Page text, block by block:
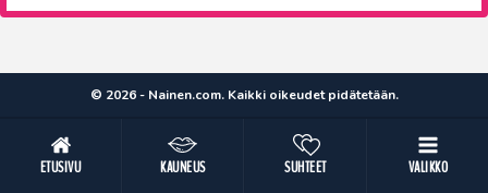
ETUSIVU KAUNEUS SUHTEET VALIKKO
© 2026 - Nainen.com. Kaikki oikeudet pidätetään.